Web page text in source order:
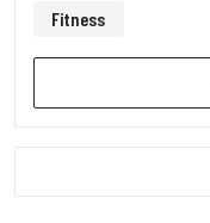
Fitness